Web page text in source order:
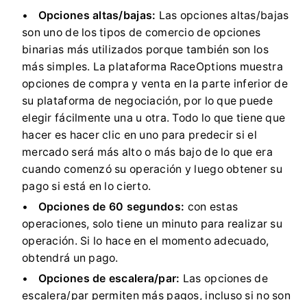
Opciones altas/bajas: Las opciones altas/bajas
son uno de los tipos de comercio de opciones
binarias más utilizados porque también son los
más simples. La plataforma RaceOptions muestra
opciones de compra y venta en la parte inferior de
su plataforma de negociación, por lo que puede
elegir fácilmente una u otra.Todo lo que tiene que
hacer es hacer clic en uno para predecir si el
mercado será más alto o más bajo de lo que era
cuando comenzó su operación y luego obtener su
pago si está en lo cierto.
Opciones de 60 segundos: con estas
operaciones, solo tiene un minuto para realizar su
operación. Si lo hace en el momento adecuado,
obtendrá un pago.
Opciones de escalera/par: Las opciones de
escalera/par permiten más pagos, incluso si no son